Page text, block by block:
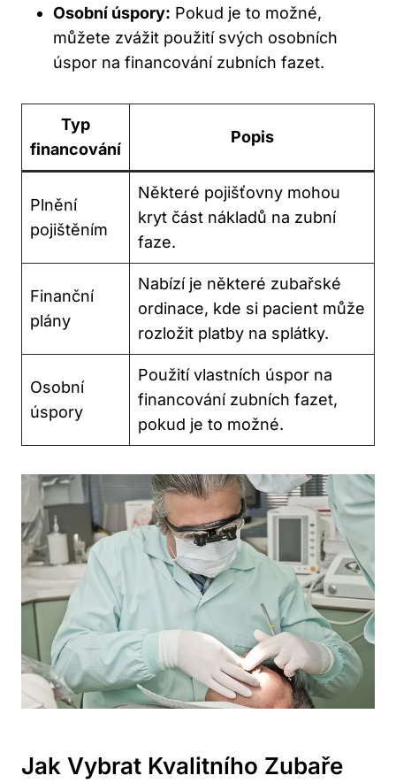
Osobní úspory: Pokud je to možné,
můžete zvážit použití svých osobních
úspor na financování zubních fazet.
Typ
financování
Popis
Plnění
pojištěním
Některé pojišťovny mohou
kryt část nákladů na zubní
faze.
Finanční
plány
Nabízí je některé zubařské
ordinace, kde si pacient může
rozložit platby na splátky.
Osobní
úspory
Použití vlastních úspor na
financování zubních fazet,
pokud je to možné.
Jak Vybrat Kvalitního Zubaře